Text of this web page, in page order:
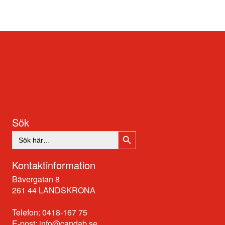
Sök
Sök
efter:
SÖKKNAPP
Kontaktinformation
Bävergatan 8
261 44 LANDSKRONA
Telefon: 0418-167 75